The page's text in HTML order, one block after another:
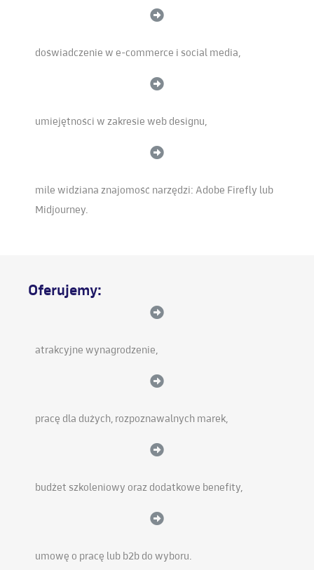
doświadczenie w e-commerce i social media,
umiejętności w zakresie web designu,
mile widziana znajomość narzędzi: Adobe Firefly lub
Midjourney.
Oferujemy:
atrakcyjne wynagrodzenie,
pracę dla dużych, rozpoznawalnych marek,
budżet szkoleniowy oraz dodatkowe benefity,
umowę o pracę lub b2b do wyboru.